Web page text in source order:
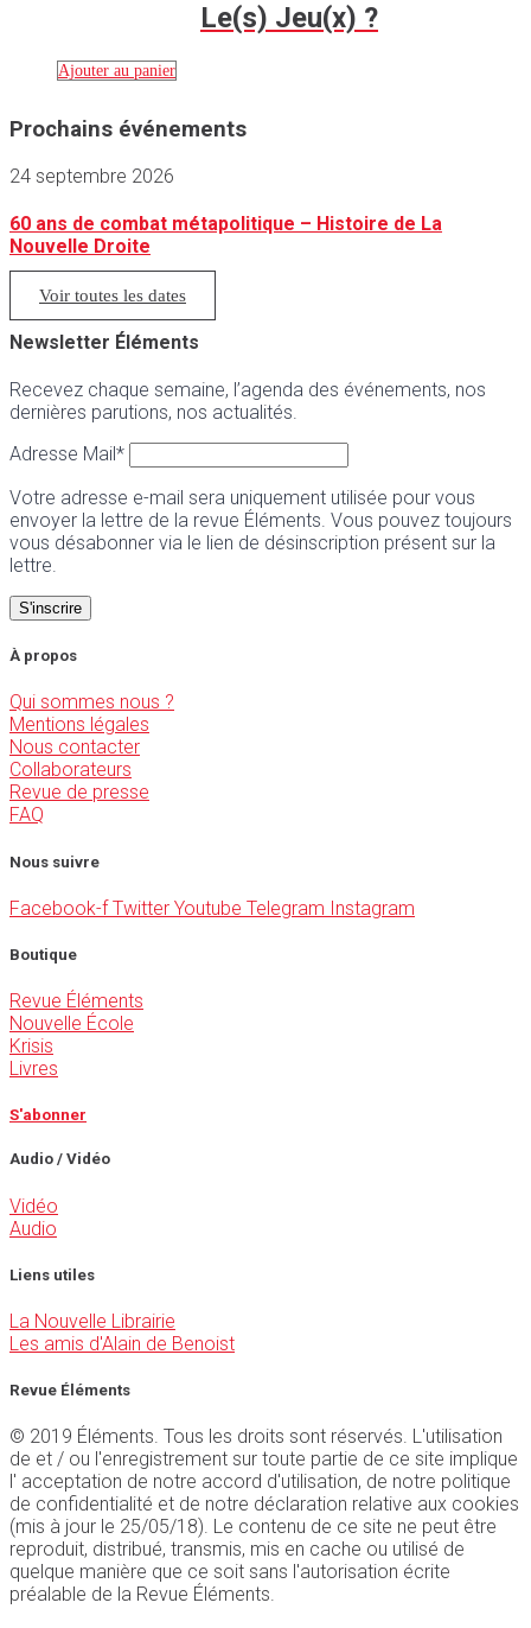
Le(s) Jeu(x) ?
Ajouter au panier
Prochains événements
24 septembre 2026
60 ans de combat métapolitique – Histoire de La
Nouvelle Droite
Voir toutes les dates
Newsletter Éléments
Recevez chaque semaine, l’agenda des événements, nos
dernières parutions, nos actualités.
Adresse Mail*
Votre adresse e-mail sera uniquement utilisée pour vous
envoyer la lettre de la revue Éléments. Vous pouvez toujours
vous désabonner via le lien de désinscription présent sur la
lettre.
À propos
Qui sommes nous ?
Mentions légales
Nous contacter
Collaborateurs
Revue de presse
FAQ
Nous suivre
Facebook-f Twitter Youtube Telegram Instagram
Boutique
Revue Éléments
Nouvelle École
Krisis
Livres
S'abonner
Audio / Vidéo
Vidéo
Audio
Liens utiles
La Nouvelle Librairie
Les amis d'Alain de Benoist
Revue Éléments
© 2019 Éléments. Tous les droits sont réservés. L'utilisation
de et / ou l'enregistrement sur toute partie de ce site implique
l' acceptation de notre accord d'utilisation, de notre politique
de confidentialité et de notre déclaration relative aux cookies
(mis à jour le 25/05/18). Le contenu de ce site ne peut être
reproduit, distribué, transmis, mis en cache ou utilisé de
quelque manière que ce soit sans l'autorisation écrite
préalable de la Revue Éléments.